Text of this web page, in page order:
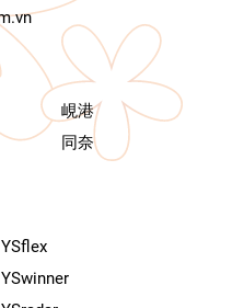
峴港
同奈
YSflex
YSwinner